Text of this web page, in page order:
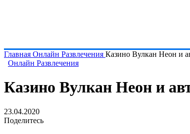
Главная Онлайн Развлечения Казино Вулкан Неон и
Онлайн Развлечения
Казино Вулкан Неон и
23.04.2020
Поделитесь